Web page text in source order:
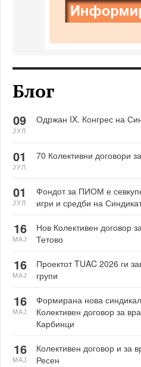
Блог
Одржан IX. Конгрес на
09
ЈУЛ
70 Колективни договори
01
ЈУЛ
Фондот за ПИОМ е
игри и средби на
01
ЈУЛ
Нов Колективен договор
Тетово
16
МАЈ
Проектот TUAC 2026 ги
групи
16
МАЈ
Формирана нова
Колективен договор за
Карбинци
16
МАЈ
Колективен договор и за
Ресен
16
МАЈ